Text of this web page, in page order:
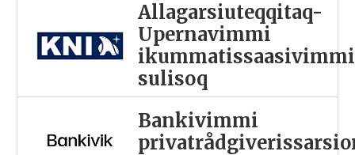
Allagarsiuteqqitaq-
Upernavimmi
ikummatissaasivimmi
sulisoq
Bankivimmi